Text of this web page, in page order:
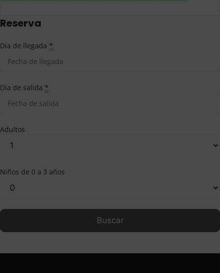
Reserva
Día de llegada *
Día de salida *
Adultos
Niños de 0 a 3 años